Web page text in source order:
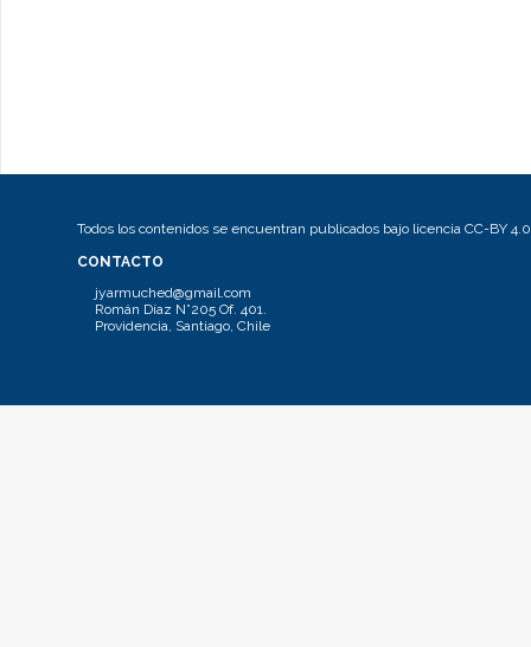
Todos los contenidos se encuentran publicados bajo licencia CC-BY 4.0
CONTACTO
jyarmuched@gmail.com
Román Díaz N°205 Of. 401.
Providencia, Santiago, Chile